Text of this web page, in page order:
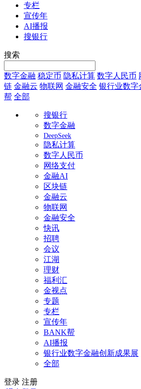
专栏
宣传年
AI播报
搜银行
搜索
数字金融 稳定币 隐私计算 数字人民币
链 金融云 物联网 金融安全 银行业数字
帮 全部
搜银行
数字金融
DeepSeek
隐私计算
数字人民币
网络支付
金融AI
区块链
金融云
物联网
金融安全
快讯
招聘
会议
江湖
理财
福利汇
金视点
专题
专栏
宣传年
BANK帮
AI播报
银行业数字金融创新成果展
全部
登录 注册